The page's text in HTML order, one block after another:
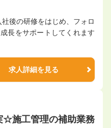
後の研修をはじめ、フォロ
長をサポートしてくれます
求人詳細を見る
☆施工管理の補助業務